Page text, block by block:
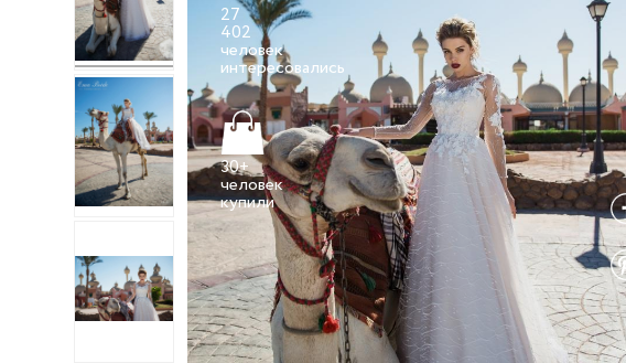
27
402
человек
30+
человек
купили